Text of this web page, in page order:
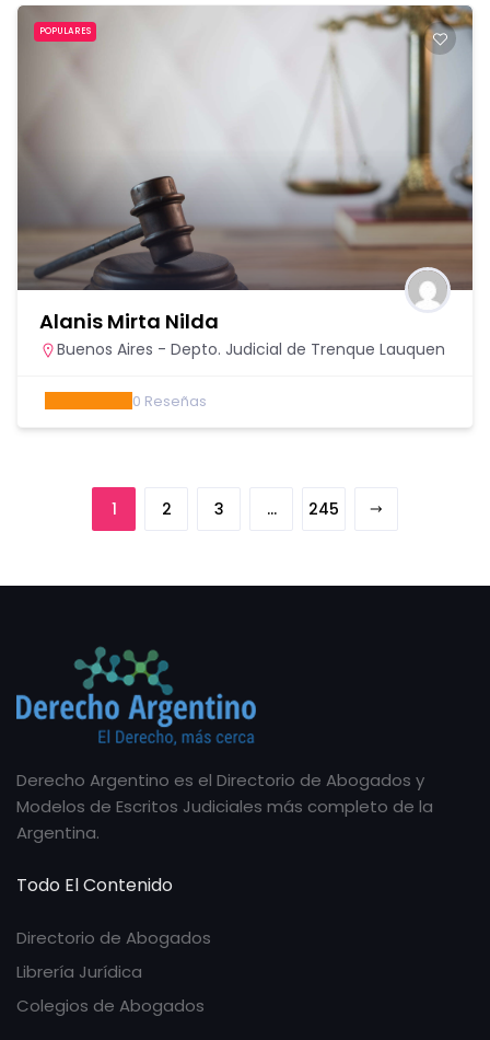
POPULARES
Alanis Mirta Nilda
Buenos Aires - Depto. Judicial de Trenque Lauquen
0 Reseñas
1 2 3 … 245
Derecho Argentino es el Directorio de Abogados y
Modelos de Escritos Judiciales más completo de la
Argentina.
Todo El Contenido
Directorio de Abogados
Librería Jurídica
Colegios de Abogados